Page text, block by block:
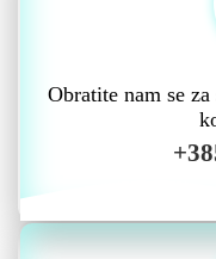
Obratite nam se